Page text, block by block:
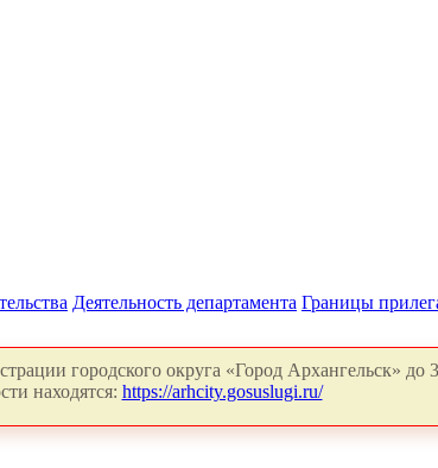
Деятельность департамента Границы
городского округа «Город Архангельск» до
находятся: https://arhcity.gosuslugi.ru/